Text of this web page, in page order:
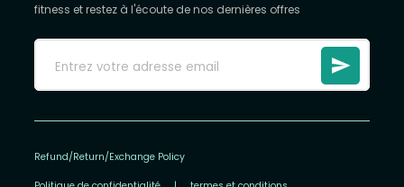
fitness et restez à l'écoute de nos dernières offres
Refund/Return/Exchange Policy